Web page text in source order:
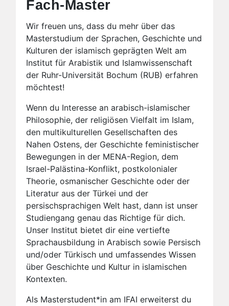
Fach-Master
Wir freuen uns, dass du mehr über das
Masterstudium der Sprachen, Geschichte und
Kulturen der islamisch geprägten Welt am
Institut für Arabistik und Islamwissenschaft
der Ruhr-Universität Bochum (RUB) erfahren
möchtest!
Wenn du Interesse an arabisch-islamischer
Philosophie, der religiösen Vielfalt im Islam,
den multikulturellen Gesellschaften des
Nahen Ostens, der Geschichte feministischer
Bewegungen in der MENA-Region, dem
Israel-Palästina-Konflikt, postkolonialer
Theorie, osmanischer Geschichte oder der
Literatur aus der Türkei und der
persischsprachigen Welt hast, dann ist unser
Studiengang genau das Richtige für dich.
Unser Institut bietet dir eine vertiefte
Sprachausbildung in Arabisch sowie Persisch
und/oder Türkisch und umfassendes Wissen
über Geschichte und Kultur in islamischen
Kontexten.
Als Masterstudent*in am IFAI erweiterst du